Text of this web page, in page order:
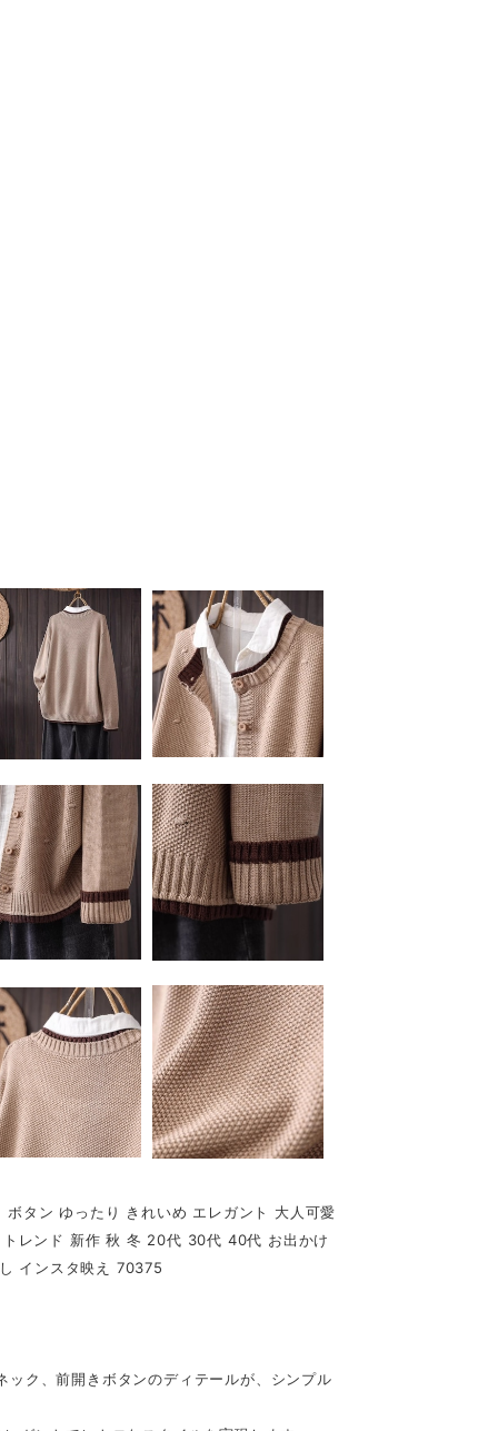
タン ゆったり きれいめ エレガント 大人可愛
レンド 新作 秋 冬 20代 30代 40代 お出かけ
インスタ映え 70375
ク、前開きボタンのディテールが、シンプル